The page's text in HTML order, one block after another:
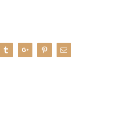
TumblrGoogle+PinterestEmail